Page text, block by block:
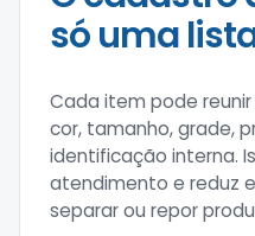
só uma
Cada item pode
cor, tamanho, grade,
identificação interna.
atendimento e reduz
separar ou repor